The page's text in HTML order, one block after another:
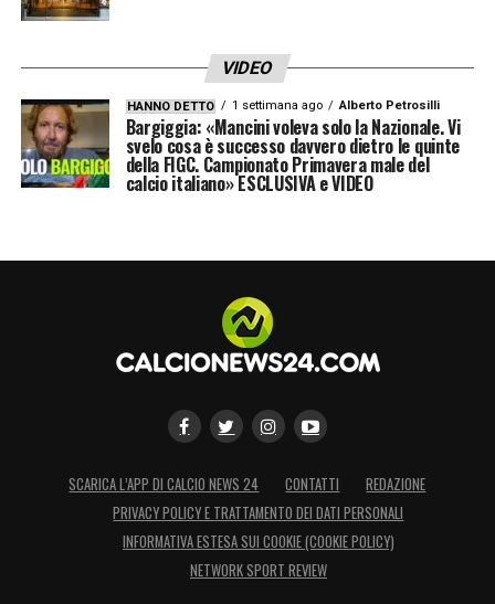
VIDEO
HANNO DETTO 1 settimana ago Alberto Petrosilli
Bargiggia: «Mancini voleva solo la Nazionale. Vi
svelo cosa è successo davvero dietro le quinte
della FIGC. Campionato Primavera male del
calcio italiano» ESCLUSIVA e VIDEO
SCARICA L’APP DI CALCIO NEWS 24 CONTATTI
REDAZIONE
PRIVACY POLICY E TRATTAMENTO DEI DATI PERSONALI
INFORMATIVA ESTESA SUI COOKIE (COOKIE POLICY)
NETWORK SPORT REVIEW